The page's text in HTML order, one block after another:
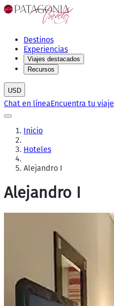
Destinos
Experiencias
Viajes destacados
Recursos
USD
Chat en líneaEncuentra tu viaje
Inicio
Hoteles
Alejandro I
Alejandro I